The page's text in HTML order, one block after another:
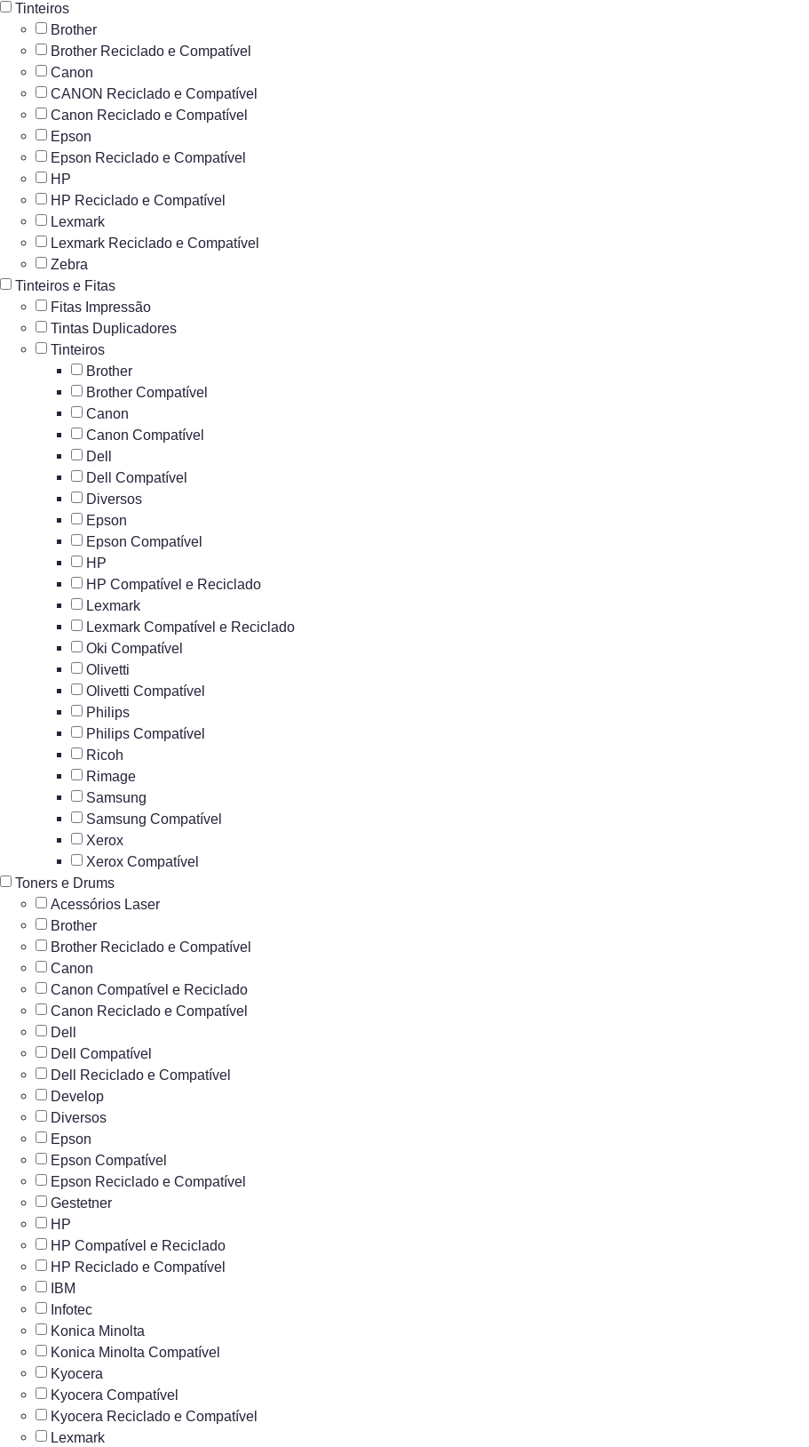
Tinteiros
Brother
Brother Reciclado e Compatível
Canon
CANON Reciclado e Compatível
Canon Reciclado e Compatível
Epson
Epson Reciclado e Compatível
HP
HP Reciclado e Compatível
Lexmark
Lexmark Reciclado e Compatível
Zebra
Tinteiros e Fitas
Fitas Impressão
Tintas Duplicadores
Tinteiros
Brother
Brother Compatível
Canon
Canon Compatível
Dell
Dell Compatível
Diversos
Epson
Epson Compatível
HP
HP Compatível e Reciclado
Lexmark
Lexmark Compatível e Reciclado
Oki Compatível
Olivetti
Olivetti Compatível
Philips
Philips Compatível
Ricoh
Rimage
Samsung
Samsung Compatível
Xerox
Xerox Compatível
Toners e Drums
Acessórios Laser
Brother
Brother Reciclado e Compatível
Canon
Canon Compatível e Reciclado
Canon Reciclado e Compatível
Dell
Dell Compatível
Dell Reciclado e Compatível
Develop
Diversos
Epson
Epson Compatível
Epson Reciclado e Compatível
Gestetner
HP
HP Compatível e Reciclado
HP Reciclado e Compatível
IBM
Infotec
Konica Minolta
Konica Minolta Compatível
Kyocera
Kyocera Compatível
Kyocera Reciclado e Compatível
Lexmark